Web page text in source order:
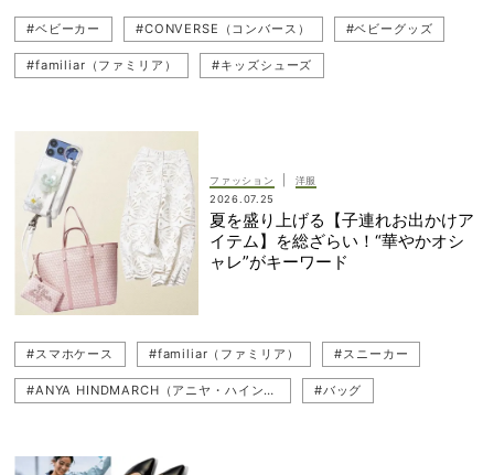
#ベビーカー #CONVERSE（コンバース） #ベビーグッズ
#familiar（ファミリア） #キッズシューズ
ファッション
洋服
2026.07.25
夏を盛り上げる【子連れお出かけア
イテム】を総ざらい！“華やかオシ
ャレ”がキーワード
#スマホケース #familiar（ファミリア） #スニーカー
#ANYA HINDMARCH（アニヤ・ハインドマーチ） #バッグ
#ベビーカー #キッズシューズ